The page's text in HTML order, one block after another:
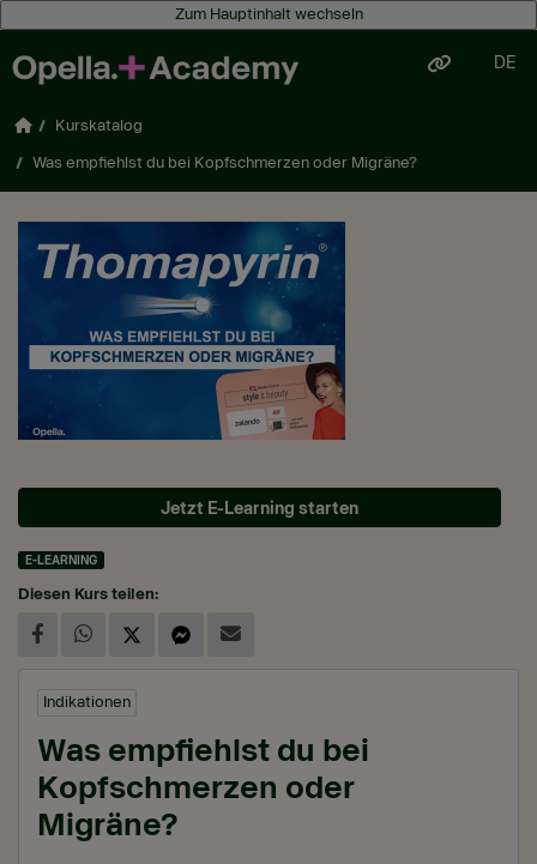
Zum Hauptinhalt wechseln
Zum Hauptinhalt wechseln
DE
Startseite
Kurskatalog
Was empfiehlst du bei Kopfschmerzen oder Migräne?
Jetzt E-Learning starten
E-LEARNING
Diesen Kurs teilen:
Indikationen
Was empfiehlst du bei
Kopfschmerzen oder
Migräne?